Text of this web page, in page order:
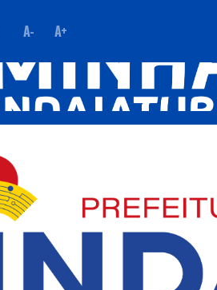
A- A+